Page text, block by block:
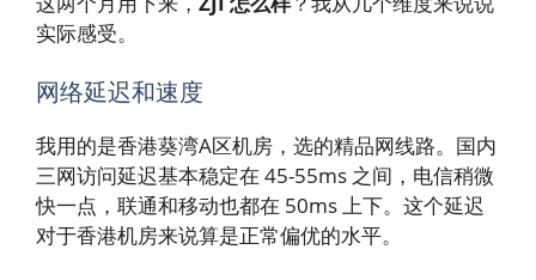
实际感受。
网络延迟和速度
我用的是香港葵湾A区机房，选的精品网线路。国内
三网访问延迟基本稳定在 45-55ms 之间，电信稍微
快一点，联通和移动也都在 50ms 上下。这个延迟
对于香港机房来说算是正常偏优的水平。